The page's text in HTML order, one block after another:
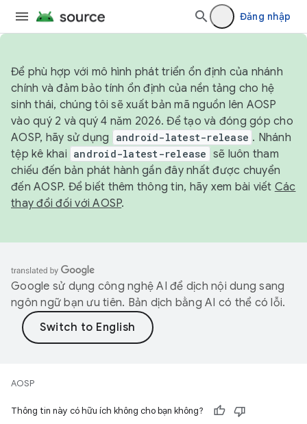
Đăng nhập
Để phù hợp với mô hình phát triển ổn định của nhánh
chính và đảm bảo tính ổn định của nền tảng cho hệ
sinh thái, chúng tôi sẽ xuất bản mã nguồn lên AOSP
vào quý 2 và quý 4 năm 2026. Để tạo và đóng góp cho
AOSP, hãy sử dụng
android-latest-release . Nhánh
tệp kê khai android-latest-release sẽ luôn tham
chiếu đến bản phát hành gần đây nhất được chuyển
đến AOSP. Để biết thêm thông tin, hãy xem bài viết Các
thay đổi đối với AOSP.
Google sử dụng công nghệ AI để dịch nội dung sang
ngôn ngữ bạn ưu tiên. Bản dịch bằng AI có thể có lỗi.
AOSP
Thông tin này có hữu ích không cho bạn không?